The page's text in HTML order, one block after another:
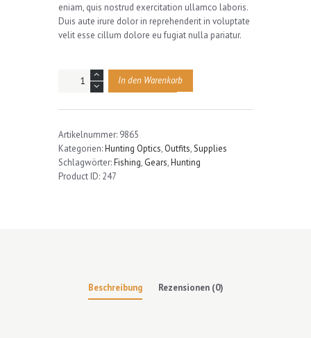
eniam, quis nostrud exercitation ullamco laboris.
Duis aute irure dolor in reprehenderit in voluptate
velit esse cillum dolore eu fugiat nulla pariatur.
Opening
Survival
Hunting
Knife
Menge
In den Warenkorb
Artikelnummer: 9865
Kategorien:Hunting Optics, Outfits,Supplies
Schlagwörter:Fishing, Gears,Hunting
Product ID: 247
Beschreibung Rezensionen (0)